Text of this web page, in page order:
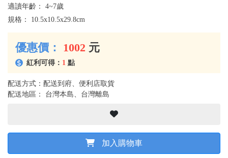
適讀年齡： 4~7歲
規格： 10.5x10.5x29.8cm
優惠價： 1002 元
紅利可得： 1 點
配送方式：配送到府、便利店取貨
配送地區： 台灣本島、台灣離島
加入購物車